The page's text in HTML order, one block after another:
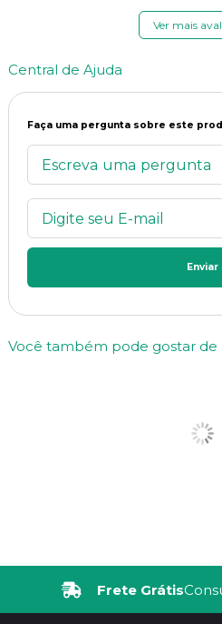
Ver mais
Central de Ajuda
Faça uma pergunta sobre este
Enviar
Você também pode gostar de
Frete Grátis